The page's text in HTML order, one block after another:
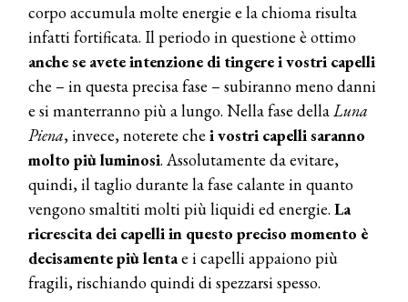
corpo accumula molte energie e la chioma risulta
infatti fortificata. Il periodo in questione è ottimo
anche se avete intenzione di tingere i vostri capelli
che – in questa precisa fase – subiranno meno danni
e si manterranno più a lungo. Nella fase dellaLuna
Piena, invece, noterete che i vostri capelli saranno
molto più luminosi. Assolutamente da evitare,
quindi, il taglio durante la fase calante in quanto
vengono smaltiti molti più liquidi ed energie. La
ricrescita dei capelli in questo preciso momento è
decisamente più lentae i capelli appaiono più
fragili, rischiando quindi di spezzarsi spesso.
Continua la carrellata di look firmati
Cotril alla Festa del Cinema di Roma
TONI&GUY
A Natale regala una doppia
TONI&GUY “Feel Good Experience”!
TONI&GUY
LABEL.M lancia la sua innovativa ed
eco-sostenibile linea di prodotti
professionali
DAVINES
Davines presenta cofanetti beauty